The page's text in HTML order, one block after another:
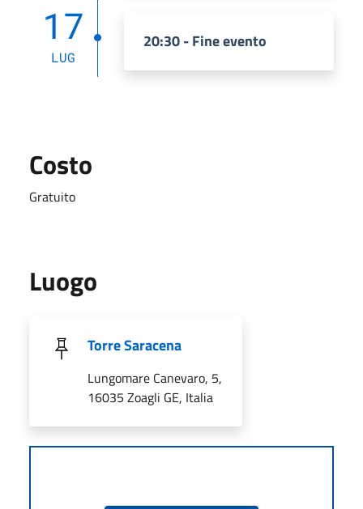
17
LUG
20:30 - Fine evento
Costo
Gratuito
Luogo
Torre Saracena
Lungomare Canevaro, 5,
16035 Zoagli GE, Italia